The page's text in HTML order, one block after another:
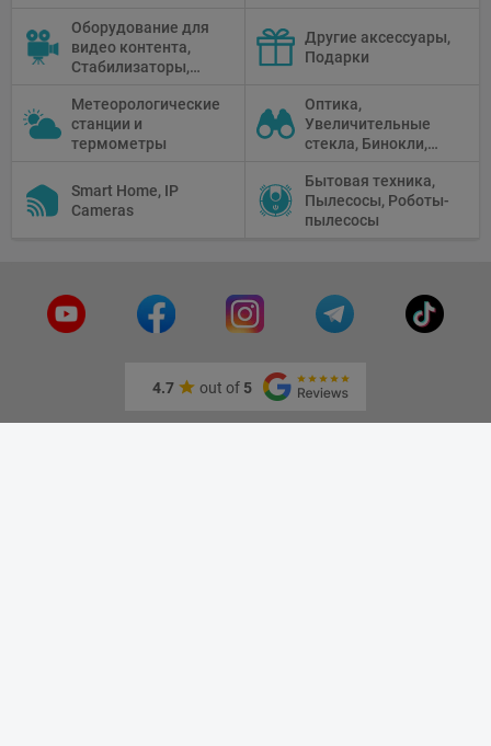
микшеры, Кабели и
адаптеры
Проекторы,
Графические
Планшеты, Бумага
Оборудование для
видео контента,
Стабилизаторы,
Мониторы,
Профессиональное
видео
Другие аксессуары,
Подарки
Метеорологические
станции и
термометры
Оптика,
Увеличительные
стекла, Бинокли,
Телескопы,
Прицелы,
Микроскопы,
Smart Home, IP
Cameras
Бытовая техника,
Пылесосы, Роботы-
пылесосы
4.7 out of 5